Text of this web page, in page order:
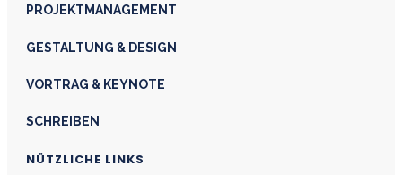
PROJEKTMANAGEMENT
GESTALTUNG & DESIGN
VORTRAG & KEYNOTE
SCHREIBEN
NÜTZLICHE LINKS